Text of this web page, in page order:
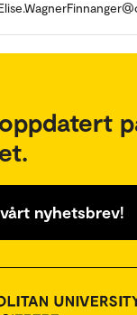
nyhetsbrev!